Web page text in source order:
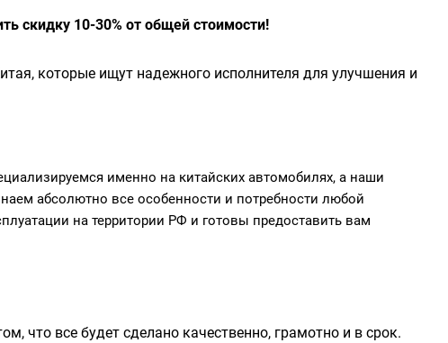
скидку 10-30% от общей стоимости!
которые ищут надежного исполнителя для улучшения и
именно на китайских автомобилях, а наши
абсолютно все особенности и потребности любой
на территории РФ и готовы предоставить вам
что все будет сделано качественно, грамотно и в срок.